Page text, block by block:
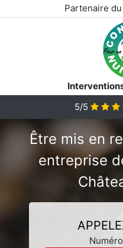
Partenaire
5/5
Être mis en
entreprise